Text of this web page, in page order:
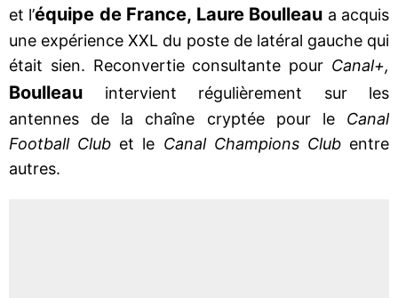
et l’équipe de France, Laure Boulleau a acquis
une expérience XXL du poste de latéral gauche qui
était sien. Reconvertie consultante pour Canal+,
Boulleau
intervient régulièrement sur les
antennes de la chaîne cryptée pour le Canal
Football Club et le Canal Champions Clubentre
autres.